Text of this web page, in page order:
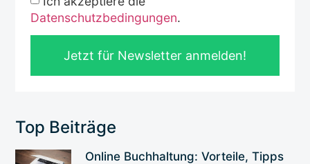
Datenschutzbedingungen.
Jetzt für Newsletter anmelden!
Top Beiträge
Online Buchhaltung: Vorteile, Tipps